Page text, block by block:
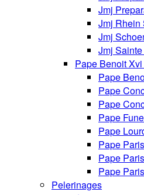
Jmj
Jmj Rhein
Jmj
Jmj
Pape Benoit
Pape
Pape
Pape
Pape
Pape
Pape
Pape
Pape
Pelerinages